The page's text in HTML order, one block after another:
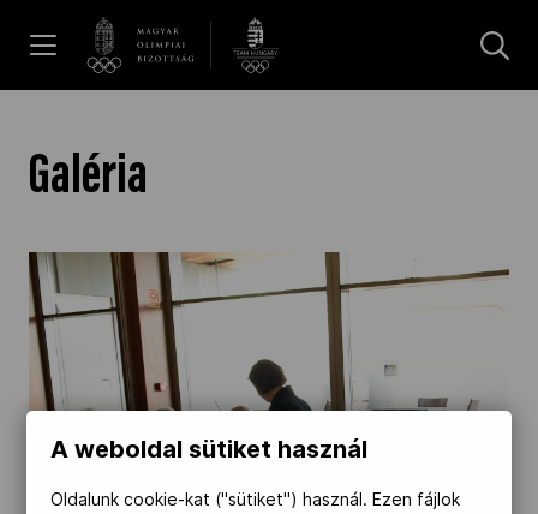
Dakar 2026
Los Angeles 2028
MOB
Galéria
A weboldal sütiket használ
Oldalunk cookie-kat ("sütiket") használ. Ezen fájlok